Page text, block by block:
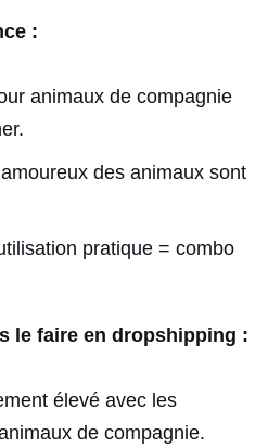
:
animaux de compagnie
des animaux sont
pratique = combo
le faire en dropshipping :
élevé avec les
de compagnie.